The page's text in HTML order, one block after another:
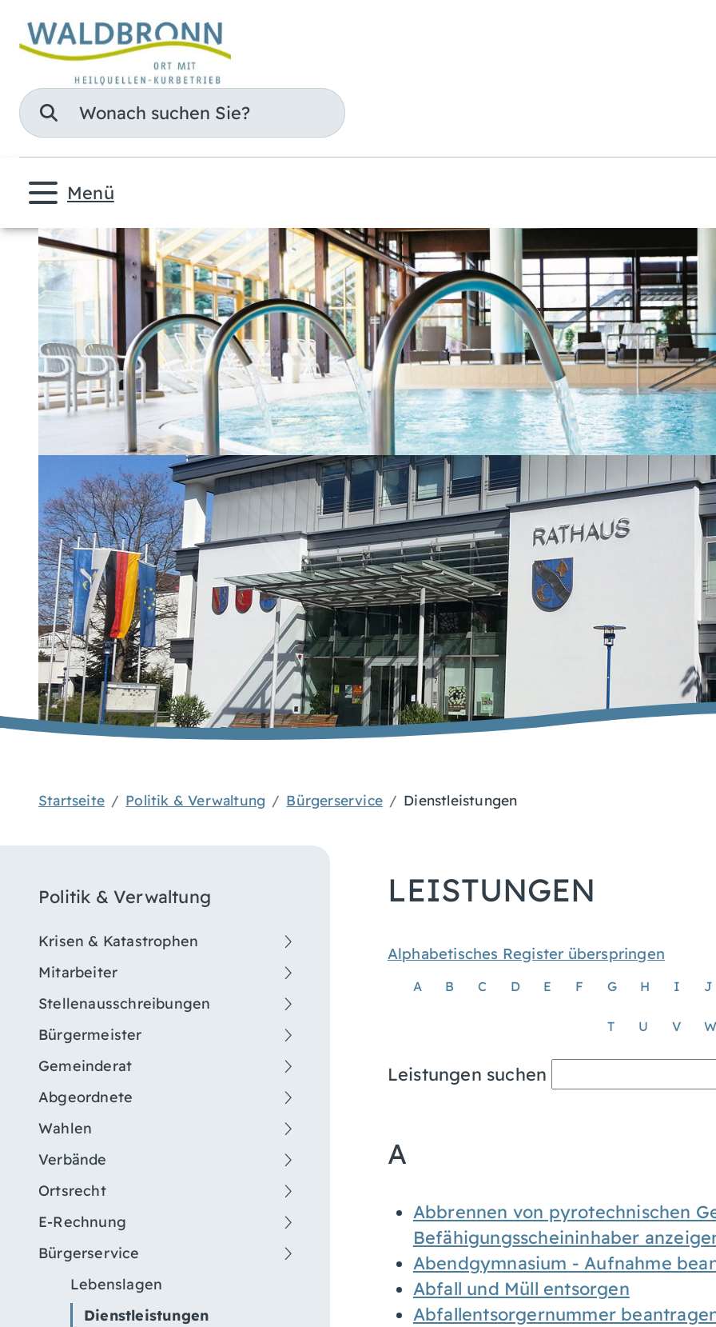
Suche
Menü
Startseite Politik & Verwaltung Bürgerservice Dienstleistungen
Politik & Verwaltung
Krisen & Katastrophen
Mitarbeiter
Stellenausschreibungen
Bürgermeister
Gemeinderat
Abgeordnete
Wahlen
Verbände
Ortsrecht
E-Rechnung
Bürgerservice
Lebenslagen
Dienstleistungen
LEISTUNGEN
Alphabetisches Register überspringen
A B C D E F G H I J
T U V W
Leistungen suchen
A
Abbrennen von pyrotechnischen
Befähigungsscheininhaber
Abendgymnasium - Aufnahme
Abfall und Müll entsorgen
Abfallentsorgernummer